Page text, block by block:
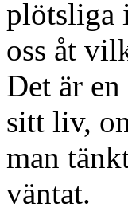
plötsliga
oss åt
Det är
sitt liv,
man
väntat.